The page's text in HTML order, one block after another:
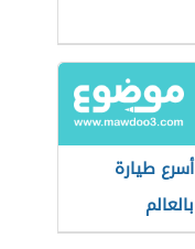
أسرع طيارة
بالعالم